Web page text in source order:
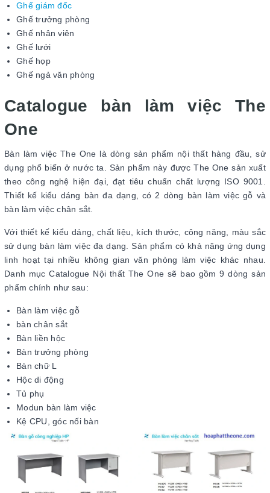
Ghế giám đốc
Ghế trưởng phòng
Ghế nhân viên
Ghế lưới
Ghế họp
Ghế ngả văn phòng
Catalogue bàn làm việc The
One
Bàn làm việc The One là dòng sản phẩm nội thất hàng đầu, sử
dụng phổ biến ở nước ta. Sản phẩm này được The One sản xuất
theo công nghệ hiện đại, đạt tiêu chuẩn chất lượng ISO 9001.
Thiết kế kiểu dáng bàn đa dạng, có 2 dòng bàn làm việc gỗ và
bàn làm việc chân sắt.
Với thiết kế kiểu dáng, chất liệu, kích thước, công năng, màu sắc
sử dụng bàn làm việc đa dạng. Sản phẩm có khả năng ứng dụng
linh hoạt tại nhiều không gian văn phòng làm việc khác nhau.
Danh mục Catalogue Nội thất The One sẽ bao gồm 9 dòng sản
phẩm chính như sau:
Bàn làm việc gỗ
bàn chân sắt
Bàn liền hộc
Bàn trưởng phòng
Bàn chữ L
Hộc di động
Tủ phụ
Modun bàn làm việc
Kệ CPU, góc nối bàn